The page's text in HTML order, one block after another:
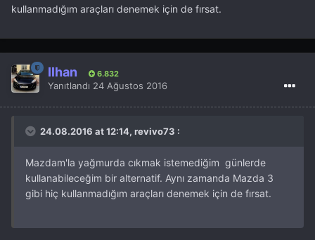
kullanmadığım araçları denemek için de fırsat.
İlhan 6.832
Yanıtlandı 24 Ağustos 2016
24.08.2016 at 12:14, revivo73 :
Mazdam'la yağmurda cıkmak istemediğim günlerde
kullanabileceğim bir alternatif. Aynı zamanda Mazda 3
gibi hiç kullanmadığım araçları denemek için de fırsat.